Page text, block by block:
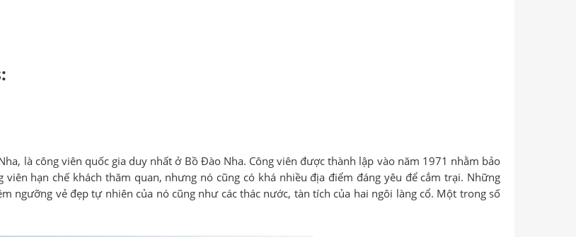
là công viên quốc gia duy nhất ở Bồ Đào Nha. Công viên được thành lập vào năm 1971 nhằm bảo
hạn chế khách thăm quan, nhưng nó cũng có khá nhiều địa điểm đáng yêu để cắm trại. Những
ngưỡng vẻ đẹp tự nhiên của nó cũng như các thác nước, tàn tích của hai ngôi làng cổ. Một trong số